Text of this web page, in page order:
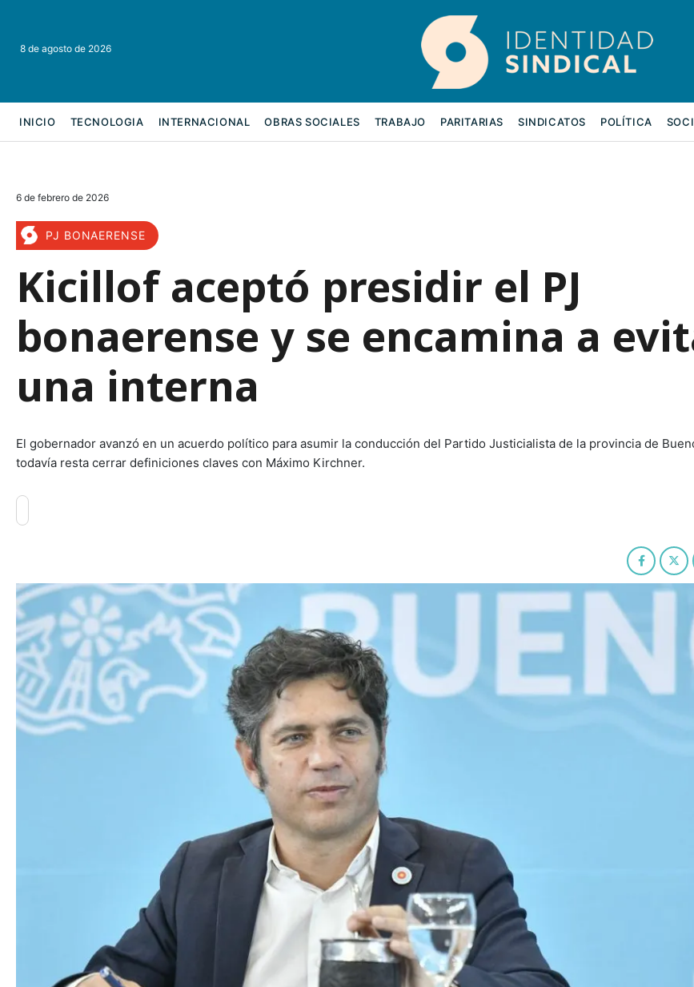
8 de agosto de 2026
INICIO TECNOLOGIA INTERNACIONAL OBRAS SOCIALES TRABAJO PARITARIAS SINDICATOS POLÍTICA
6 de febrero de 2026
PJ BONAERENSE
Kicillof aceptó presidir el PJ
bonaerense y se encamina a
una interna
El gobernador avanzó en un acuerdo político para asumir la conducción del Partido Justicialista de la provincia de
todavía resta cerrar definiciones claves con Máximo Kirchner.